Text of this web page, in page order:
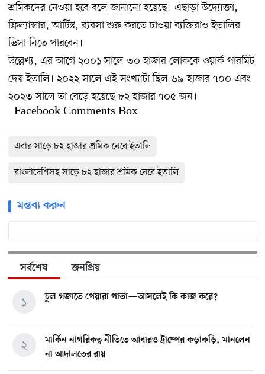
শ্রমিকদের নেওয়া হবে বলে জানানো হয়েছে। এছাড়া উদ্যোক্তা,
ফ্রিল্যান্সার, আর্টিস্ট, ব্যবসা শুরু করতে চাওয়া ব্যক্তিরাও ইতালির
ভিসা নিতে পারবেন।
উল্লেখ্য, এর আগে ২০০১ সালে ৩০ হাজার লোককে ওয়ার্ক পারমিট
দেয় ইতালি। ২০২২ সালে এই সংখ্যাটা ছিল ৬৯ হাজার ৭০০ এবং
২০২৩ সালে তা বেড়ে হয়েছে ৮২ হাজার ৭০৫ জন।
Facebook Comments Box
এবার সাড়ে ৮২ হাজার শ্রমিক নেবে ইতালি
বাংলাদেশিসহ সাড়ে ৮২ হাজার শ্রমিক নেবে ইতালি
মন্তব্য করুন
সর্বশেষ জনপ্রিয়
চুল গজাতে পেয়ারা পাতা—আসলেই কি কাজ করে?
১
মার্কিন নাগরিকত্ব নীতিতে আবারও ট্রাম্পের কড়াকড়ি, মানলেন
না আদালতের রায়
২